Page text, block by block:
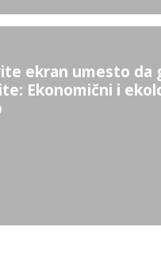
ekran umesto da
Ekonomični i